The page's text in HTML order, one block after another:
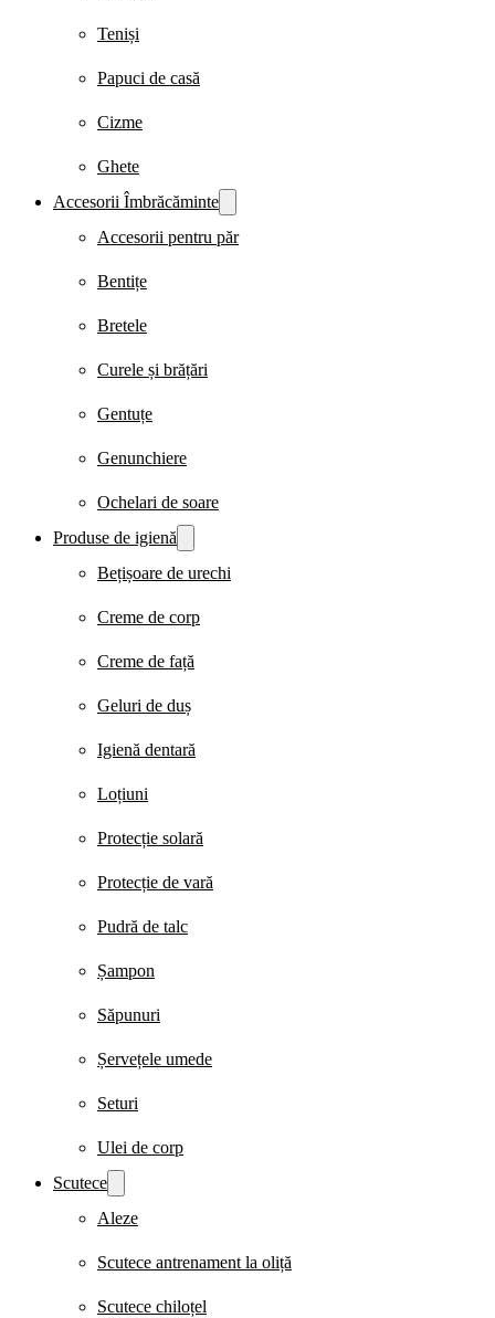
Teniși
Papuci de casă
Cizme
Ghete
Accesorii Îmbrăcăminte
Accesorii pentru păr
Bentițe
Bretele
Curele și brățări
Gentuțe
Genunchiere
Ochelari de soare
Produse de igienă
Bețișoare de urechi
Creme de corp
Creme de față
Geluri de duș
Igienă dentară
Loțiuni
Protecție solară
Protecție de vară
Pudră de talc
Șampon
Săpunuri
Șervețele umede
Seturi
Ulei de corp
Scutece
Aleze
Scutece antrenament la oliță
Scutece chiloțel